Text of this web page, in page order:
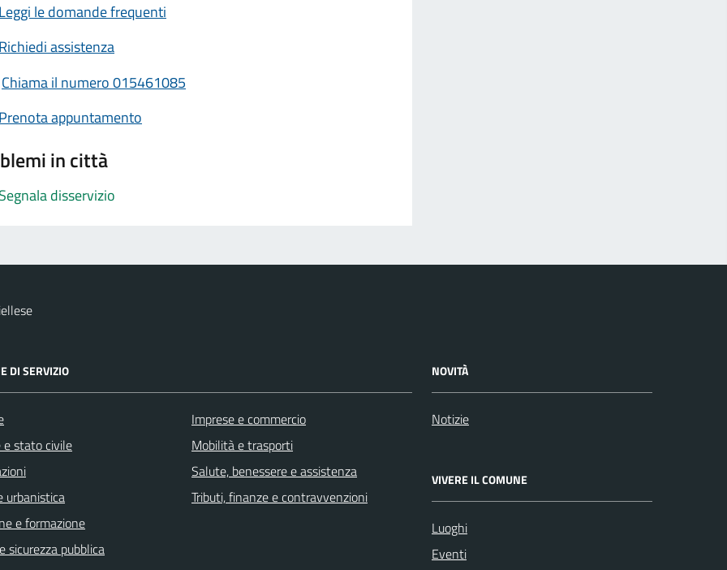
Leggi le domande frequenti
Richiedi assistenza
Chiama il numero 015461085
Prenota appuntamento
in città
Segnala disservizio
DI SERVIZIO
e stato civile
urbanistica
e formazione
sicurezza pubblica
Imprese e commercio
Mobilità e trasporti
Salute, benessere e assistenza
Tributi, finanze e contravvenzioni
NOVITÀ
Notizie
VIVERE IL COMUNE
Luoghi
Eventi